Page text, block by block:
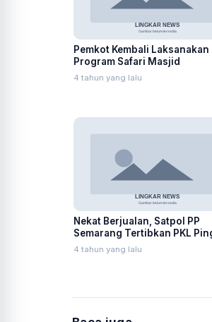
Pemkot Kembali Laksanakan
Program Safari Masjid
4 tahun yang lalu
Nekat Berjualan, Satpol PP
Semarang Tertibkan PKL
Jalan Simongan
4 tahun yang lalu